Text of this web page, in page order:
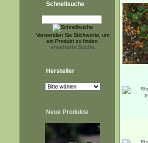
Schnellsuche
Verwenden Sie Stichworte, um
ein Produkt zu finden.
erweiterte Suche
Hersteller
Neue Produkte